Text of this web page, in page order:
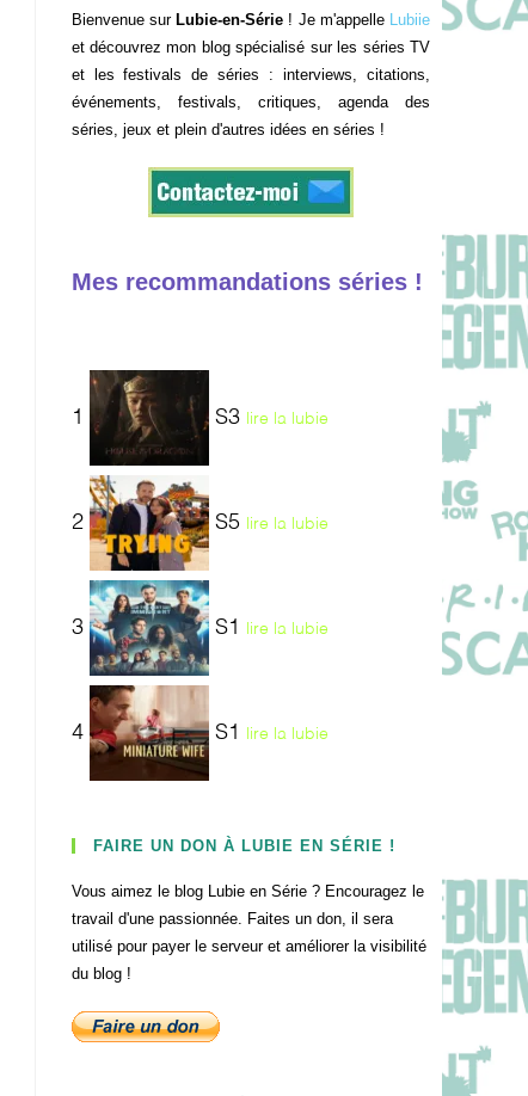
Bienvenue sur Lubie-en-Série ! Je m'appelle Lubiie
et découvrez mon blog spécialisé sur les séries TV
et les festivals de séries : interviews, citations,
événements, festivals, critiques, agenda des
séries, jeux et plein d'autres idées en séries !
Mes recommandations séries !
1 S3 lire la lubie
2 S5 lire la lubie
3 S1 lire la lubie
4 S1 lire la lubie
FAIRE UN DON À LUBIE EN SÉRIE !
Vous aimez le blog Lubie en Série ? Encouragez le
travail d'une passionnée. Faites un don, il sera
utilisé pour payer le serveur et améliorer la visibilité
du blog !